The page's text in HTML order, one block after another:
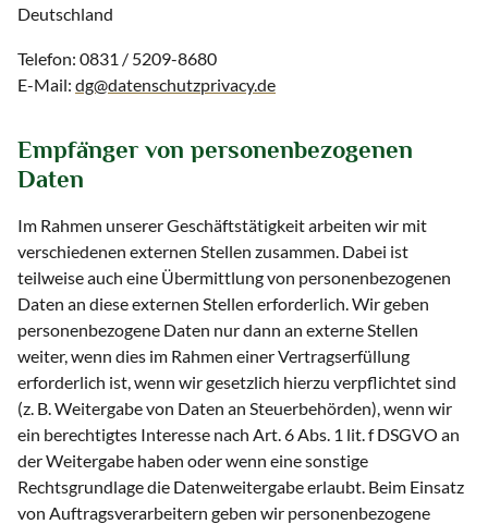
Deutschland
Telefon: 0831 / 5209-8680
E-Mail: dg@datenschutzprivacy.de
Empfänger von personenbezogenen
Daten
Im Rahmen unserer Geschäftstätigkeit arbeiten wir mit
verschiedenen externen Stellen zusammen. Dabei ist
teilweise auch eine Übermittlung von personenbezogenen
Daten an diese externen Stellen erforderlich. Wir geben
personenbezogene Daten nur dann an externe Stellen
weiter, wenn dies im Rahmen einer Vertragserfüllung
erforderlich ist, wenn wir gesetzlich hierzu verpflichtet sind
(z. B. Weitergabe von Daten an Steuerbehörden), wenn wir
ein berechtigtes Interesse nach Art. 6 Abs. 1 lit. f DSGVO an
der Weitergabe haben oder wenn eine sonstige
Rechtsgrundlage die Datenweitergabe erlaubt. Beim Einsatz
von Auftragsverarbeitern geben wir personenbezogene